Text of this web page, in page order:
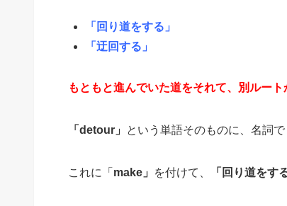
「回り道をする」
「迂回する」
もともと進んでいた道をそれて、別ルー
「detour」 という単語そのものに、名詞で
これに「 make」 を付けて、 「回り道をす